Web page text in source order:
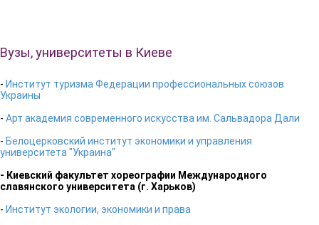
Вузы, университеты в Киеве
- Институт туризма Федерации профессиональных союзов
Украины
- Арт академия современного искусства им. Сальвадора Дали
- Белоцерковский институт экономики и управления
университета "Украина"
- Киевский факультет хореографии Международного
славянского университета (г. Харьков)
- Институт экологии, экономики и права